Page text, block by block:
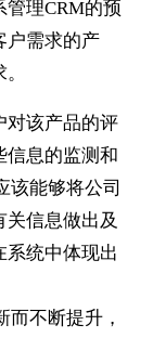
理CRM的预
户需求的产
对该产品的评
信息的监测和
该能够将公司
信息做出及
系统中体现出
而不断提升，